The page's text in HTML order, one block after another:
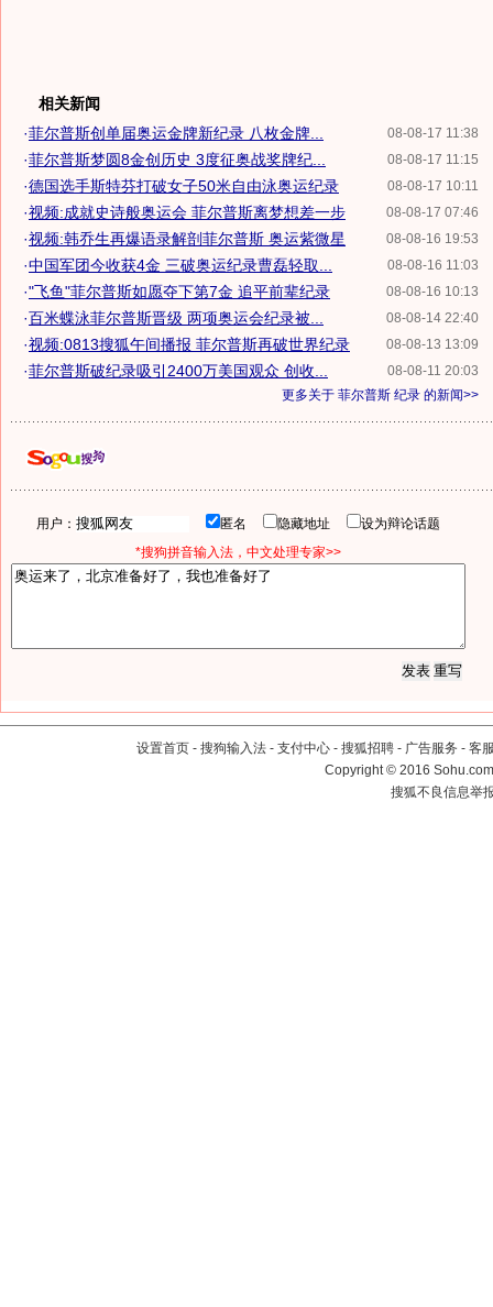
相关新闻
08-08-17 11:38
·菲尔普斯创单届奥运金牌新纪录 八枚金牌...
08-08-17 11:15
·菲尔普斯梦圆8金创历史 3度征奥战奖牌纪...
08-08-17 10:11
·德国选手斯特芬打破女子50米自由泳奥运纪录
08-08-17 07:46
·视频:成就史诗般奥运会 菲尔普斯离梦想差一步
08-08-16 19:53
·视频:韩乔生再爆语录解剖菲尔普斯 奥运紫微星
08-08-16 11:03
·中国军团今收获4金 三破奥运纪录曹磊轻取...
08-08-16 10:13
·"飞鱼"菲尔普斯如愿夺下第7金 追平前辈纪录
08-08-14 22:40
·百米蝶泳菲尔普斯晋级 两项奥运会纪录被...
08-08-13 13:09
·视频:0813搜狐午间播报 菲尔普斯再破世界纪录
08-08-11 20:03
·菲尔普斯破纪录吸引2400万美国观众 创收...
更多关于 菲尔普斯 纪录 的新闻>>
用户： 匿名 隐藏地址
设为辩论话题
*搜狗拼音输入法，中文处理专家>>
设置首页 - 搜狗输入法 - 支付中心 - 搜狐招聘 - 广告服务 - 客
Copyright©2016
搜狐不良信息举